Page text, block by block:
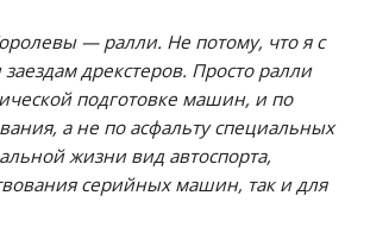
— ралли. Не потому, что я с
дрекстеров. Просто ралли
подготовке машин, и по
а не по асфальту специальных
жизни вид автоспорта,
серийных машин, так и для